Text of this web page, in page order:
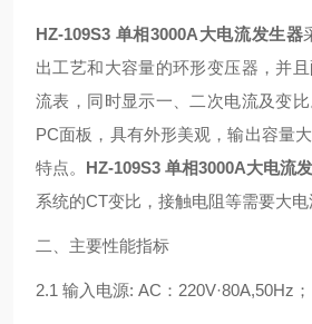
HZ-109S3 单相3000A大电流发生器
出工艺和大容量的环形变压器，并
流表，同时显示一、二次电流及变比
PC面板，具有外形美观，输出容量
特点。 HZ-109S3 单相3000A大电流
系统的CT变比，接触电阻等需要大电
二、主要性能指标
2.1 输入电源: AC：220V·80A,50Hz；